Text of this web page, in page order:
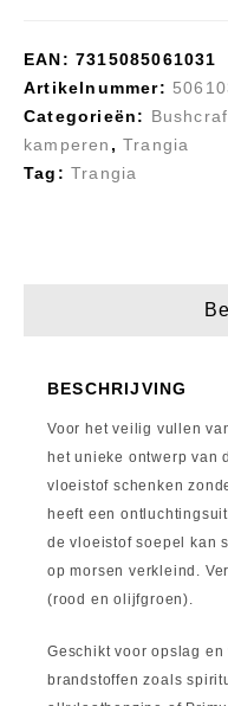
EAN: 7315085061031
Artikelnummer:
Categorieën:
kamperen ,Trangia
Tag: Trangia
BESCHRIJVING
Voor het veilig vullen
het unieke ontwerp van
vloeistof schenken
heeft een
de vloeistof soepel kan
op morsen verkleind.
(rood en olijfgroen).
Geschikt voor opslag
brandstoffen zoals